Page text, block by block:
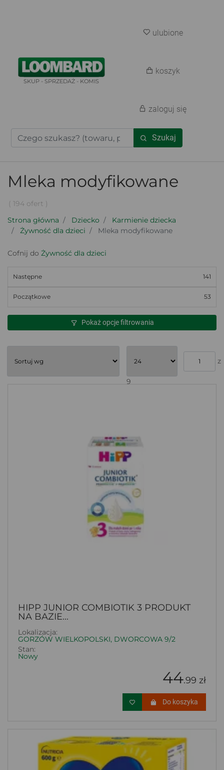
SKUP - SPRZEDAŻ - KOMIS
Szukaj
ulubione
koszyk
zaloguj się
Mleka modyfikowane
( 194 ofert )
Strona główna
Dziecko
Karmienie dziecka
Żywność dla dzieci
Mleka modyfikowane
Cofnij do Żywność dla dzieci
Następne 141
Początkowe 53
Pokaż opcje filtrowania
9
HIPP JUNIOR COMBIOTIK 3 PRODUKT
NA BAZIE...
Lokalizacja:
GORZÓW WIELKOPOLSKI, DWORCOWA 9/2
Stan:
Nowy
44.99 zł
Do koszyka